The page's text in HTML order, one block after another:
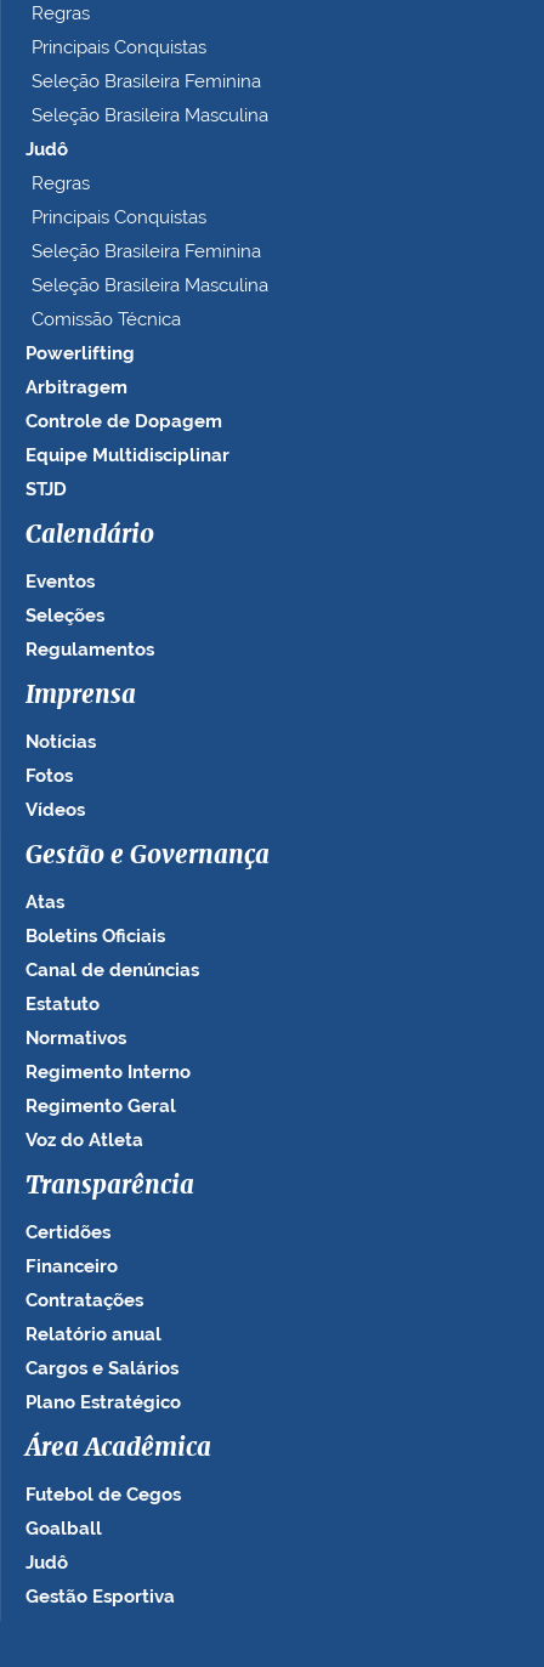
Regras
Principais Conquistas
Seleção Brasileira Feminina
Seleção Brasileira Masculina
Judô
Regras
Principais Conquistas
Seleção Brasileira Feminina
Seleção Brasileira Masculina
Comissão Técnica
Powerlifting
Arbitragem
Controle de Dopagem
Equipe Multidisciplinar
STJD
Calendário
Eventos
Seleções
Regulamentos
Imprensa
Notícias
Fotos
Vídeos
Gestão e Governança
Atas
Boletins Oficiais
Canal de denúncias
Estatuto
Normativos
Regimento Interno
Regimento Geral
Voz do Atleta
Transparência
Certidões
Financeiro
Contratações
Relatório anual
Cargos e Salários
Plano Estratégico
Área Acadêmica
Futebol de Cegos
Goalball
Judô
Gestão Esportiva